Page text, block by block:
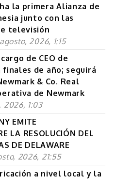
la primera Alianza de
junto con las
televisión
2026, 1:15
de CEO de
finales de año; seguirá
& Co. Real
de Newmark
2026, 1:03
EMITE
LA RESOLUCIÓN DEL
DE DELAWARE
2026, 21:55
a nivel local y la